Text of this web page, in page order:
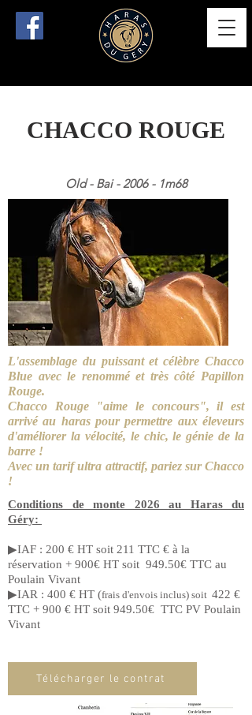
CHACCO ROUGE
Old - Bai - 2006 - 1m68
L'assemblage du puissant et célèbre Chacco
Blue avec le renommé et très côté Papillon
Rouge.
Chacco Rouge "aime le concours", il est
arrivé au haras pour permettre aux éleveurs
d'améliorer la vélocité, le chic, le génie de la
barre !
Avec un tarif ultra attractif, pariez sur Chacco
!
Conditions de monte 2026 au Haras du
Géry:
▶IAF : 200 € HT soit 211 TTC € à la
réservation + 900€ HT soit 949.50€ TTC au
Poulain Vivant
▶IAR : 400 € HT (frais d'envois inclus) soit 422 €
TTC + 900 € HT soit 949.50€ TTC PV Poulain
Vivant
Télécharger le contrat